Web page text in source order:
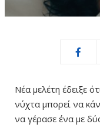
Νέα μελέτη έδειξε
νύχτα μπορεί να
να γέρασε ένα με